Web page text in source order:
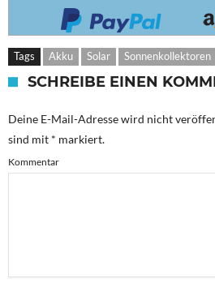
Tags Akku Solar Sonnenkollektoren
SCHREIBE EINEN
Deine E-Mail-Adresse wird nicht
sind mit * markiert.
Kommentar